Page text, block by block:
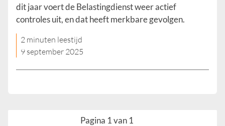
dit jaar voert de Belastingdienst weer actief
controles uit, en dat heeft merkbare gevolgen.
2 minuten leestijd
9 september 2025
Pagina 1 van 1